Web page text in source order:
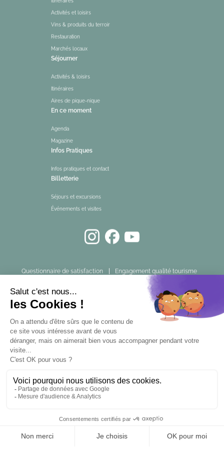
Activités et loisirs
Vins & produits du terroir
Restauration
Marchés locaux
Séjourner
Activités & loisirs
Itinéraires
Aires de pique-nique
En ce moment
Agenda
Magazine
Infos Pratiques
Infos pratiques et contact
Billetterie
Séjours et excursions
Événements et visites
Questionnaire de satisfaction
Engagement qualité tourisme
Mentions légales
Tourisme Accessible
Espace Presse
EN
ES